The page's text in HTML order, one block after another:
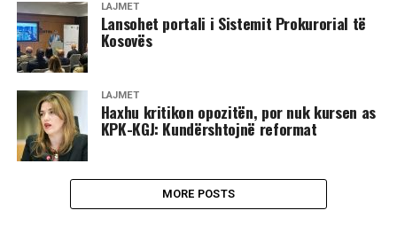
LAJMET
​Lansohet portali i Sistemit Prokurorial të
Kosovës
LAJMET
Haxhu kritikon opozitën, por nuk kursen as
KPK-KGJ: Kundërshtojnë reformat
MORE POSTS